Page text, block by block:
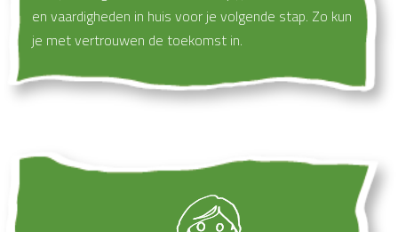
en vaardigheden in huis voor je volgende stap. Zo kun
je met vertrouwen de toekomst in.